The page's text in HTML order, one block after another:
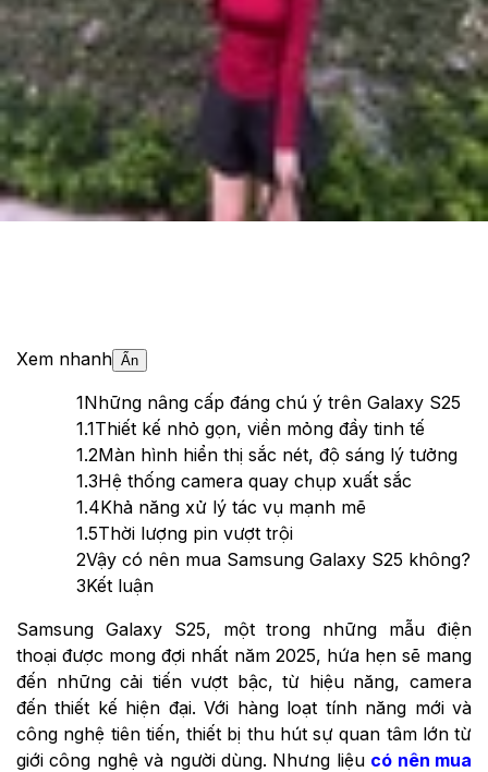
Ngày đăng:
08/12/2024
Cập nhật: 08/12/2024
Theo dõi XTMobile trên
Xem nhanh Ẩn
1Những nâng cấp đáng chú ý trên Galaxy S25
1.1Thiết kế nhỏ gọn, viền mỏng đầy tinh tế
1.2Màn hình hiển thị sắc nét, độ sáng lý tưởng
1.3Hệ thống camera quay chụp xuất sắc
1.4Khả năng xử lý tác vụ mạnh mẽ
1.5Thời lượng pin vượt trội
2Vậy có nên mua Samsung Galaxy S25 không?
3Kết luận
Samsung Galaxy S25, một trong những mẫu điện
thoại được mong đợi nhất năm 2025, hứa hẹn sẽ mang
đến những cải tiến vượt bậc, từ hiệu năng, camera
đến thiết kế hiện đại. Với hàng loạt tính năng mới và
công nghệ tiên tiến, thiết bị thu hút sự quan tâm lớn từ
giới công nghệ và người dùng. Nhưng liệu có nên mua